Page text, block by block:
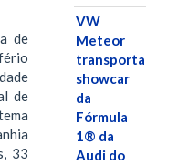
de
de
33
VW
Meteor
transporta
showcar
da
Fórmula
1® da
Audi do